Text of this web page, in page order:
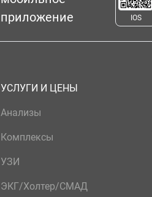
приложение
IOS
УСЛУГИ И ЦЕНЫ
Анализы
Комплексы
УЗИ
ЭКГ/Холтер/СМАД